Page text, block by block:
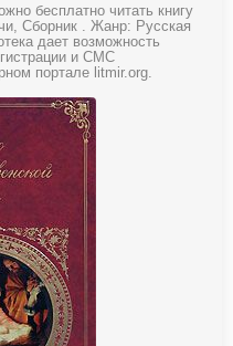
бесплатно читать книгу
Сборник . Жанр: Русская
дает возможность
и СМС
портале litmir.org.